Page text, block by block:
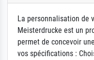
La personnalisation de
Meisterdrucke est un
permet de concevoir
vos spécifications :